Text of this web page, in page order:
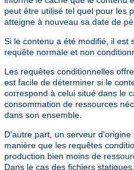
peut être utilisé tel quel pour les
atteigne à nouveau sa date de
Si le contenu a été modifié, il est
requête normale et non
Les requêtes conditionnelles
est facile de déterminer si le
correspond à celui situé dans le
consommation de ressources
dans son ensemble.
D'autre part, un serveur
manière que les requêtes
production bien moins de
Dans le cas des fichiers